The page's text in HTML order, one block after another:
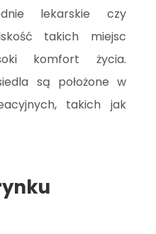
lekarskie czy
takich miejsc
komfort życia.
są położone w
takich jak